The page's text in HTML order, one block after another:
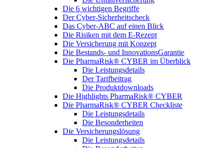
Die 6 wichtigen Begriffe
Der Cyber-Sicher­heits­check
Das Cyber-ABC auf einen Blick
Die Risiken mit dem E-Rezept
Die Versicherung mit Konzept
Die Bestands- und InnovationsGarantie
Die PharmaRisk® CYBER im Überblick
Die Leistungsdetails
Der Tarifbeitrag
Die Produktdownloads
Die Highlights PharmaRisk® CYBER
Die PharmaRisk® CYBER Checkliste
Die Leistungsdetails
Die Besonderheiten
Die Versicherungslösung
Die Leistungsdetails